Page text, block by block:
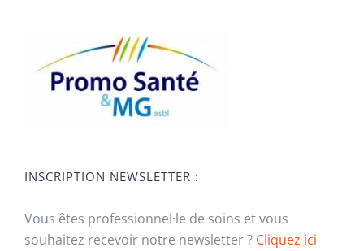
INSCRIPTION NEWSLETTER :
Vous êtes professionnel·le de soins et vous
souhaitez recevoir notre newsletter ? Cliquez ici